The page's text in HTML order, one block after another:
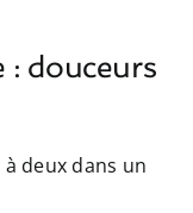
: douceurs
deux dans un